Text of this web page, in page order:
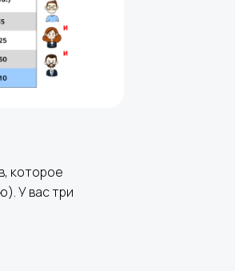
которое
У вас три